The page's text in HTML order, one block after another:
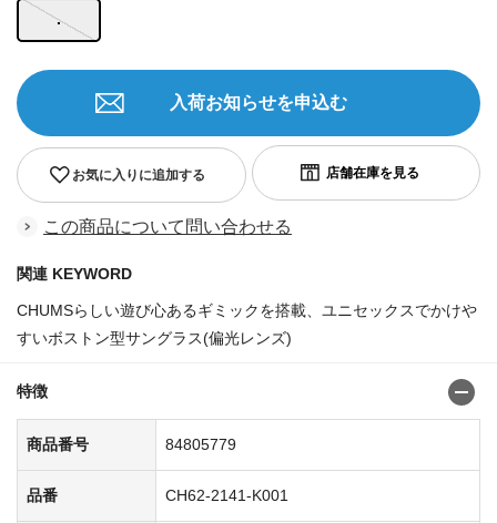
.
お気に入りに追加する
入荷お知らせを申込む
この商品について問い合わせる
関連 KEYWORD
CHUMSらしい遊び心あるギミックを搭載、ユニセックスでかけや
すいボストン型サングラス(偏光レンズ)
特徴
商品番号 84805779
品番 CH62-2141-K001